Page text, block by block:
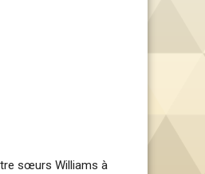
sœurs Williams à